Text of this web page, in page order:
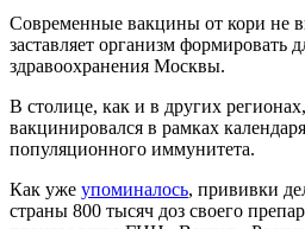
Современные вакцины от кори не
заставляет организм
здравоохранения Москвы.
В столице, как и в других
вакцинировался в рамках
популяционного иммунитета.
Как уже упоминалось, прививки
страны 800 тысяч доз своего